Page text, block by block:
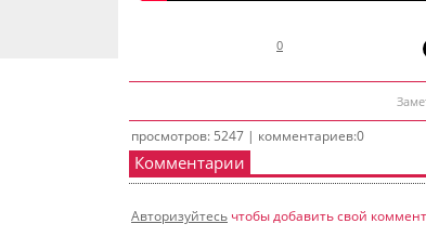
0
просмотров: 5247 | комментариев:0
Комментарии
Авторизуйтесь чтобы добавить свой